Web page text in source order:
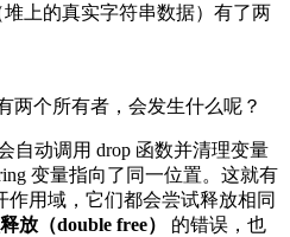
堆上的真实字符串数据）有了两
两个所有者，会发生什么呢？
自动调用 drop 函数并清理变量
变量指向了同一位置。这就有
作用域，它们都会尝试释放相同
放（double free）
的错误，也